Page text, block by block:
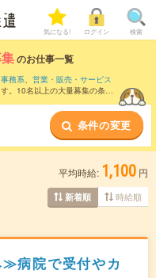
気になる! ログイン 検索
のお仕事一覧
務系、 営業・販売・サービス
。10名以上の大量募集の条件
条件の変更
平均時給: 1,100 円
新着順 時給順
病院で受付やカ